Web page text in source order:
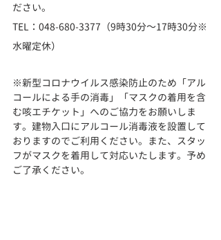
ださい。
TEL：048-680-3377（9時30分～17時30分※
水曜定休）
※新型コロナウイルス感染防止のため「アル
コールによる手の消毒」「マスクの着用を含
む咳エチケット」へのご協力をお願いしま
す。建物入口にアルコール消毒液を設置して
おりますのでご利用ください。また、スタッ
フがマスクを着用して対応いたします。予め
ご了承ください。